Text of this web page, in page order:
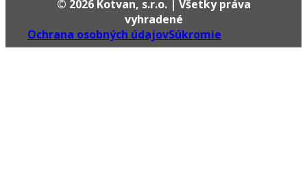
© 2026 Kotvan, s.r.o. | Všetky práva
vyhradené
Ochrana osobných údajovSúkromie